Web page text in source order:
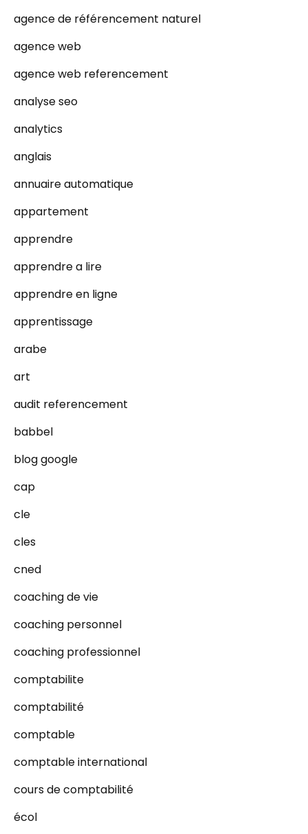
agence de référencement naturel
agence web
agence web referencement
analyse seo
analytics
anglais
annuaire automatique
appartement
apprendre
apprendre a lire
apprendre en ligne
apprentissage
arabe
art
audit referencement
babbel
blog google
cap
cle
cles
cned
coaching de vie
coaching personnel
coaching professionnel
comptabilite
comptabilité
comptable
comptable international
cours de comptabilité
écol